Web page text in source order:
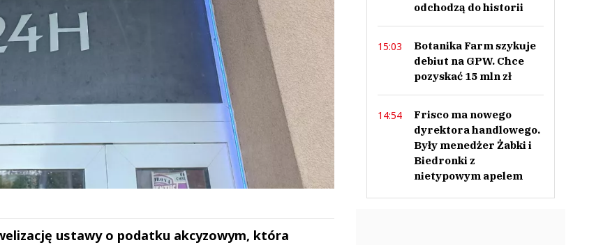
ustawy o podatku akcyzowym, która
odchodzą do historii
15:03
Botanika Farm szykuje
debiut na GPW. Chce
pozyskać 15 mln zł
14:54
Frisco ma nowego
dyrektora handlowego.
Były menedżer Żabki i
Biedronki z
nietypowym apelem